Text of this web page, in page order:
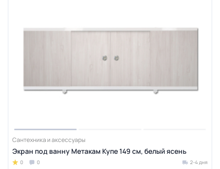
Сантехника и аксессуары
Экран под ванну Метакам Купе 149 см, белый ясень
0 0 2-4 дня